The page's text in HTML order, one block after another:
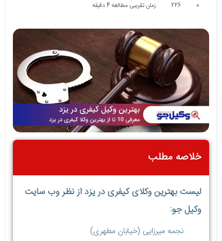
0
226 زمان تقریبی مطالعه 4 دقیقه
خلاصه مطلب
لیست بهترین وکلای کیفری در یزد از نظر وب سایت
وکیل جو:
نجمه میرزایی (خیابان مطهری)